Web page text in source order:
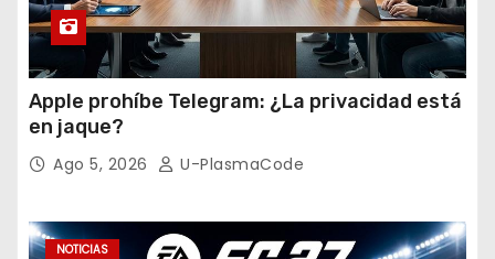
Apple prohíbe Telegram: ¿La privacidad está
en jaque?
Ago 5, 2026 U-PlasmaCode
NOTICIAS